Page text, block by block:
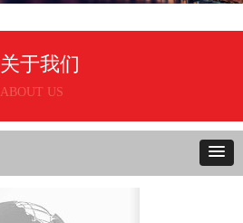
关于我们
ABOUT US